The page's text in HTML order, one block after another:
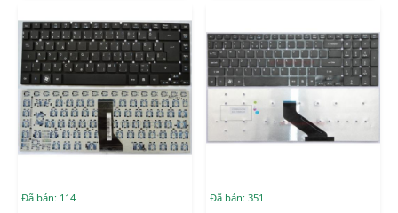
Đã bán: 114 Đã bán: 351